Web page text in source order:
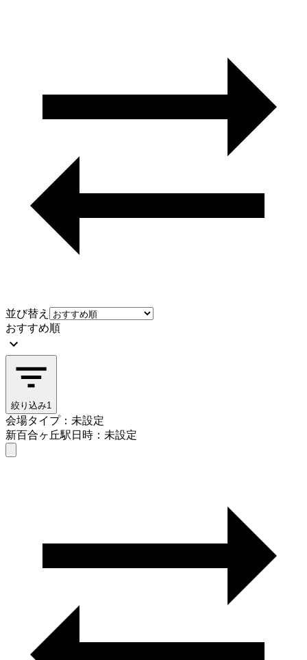
並び替え
おすすめ順
絞り込み1
会場タイプ：未設定
新百合ヶ丘駅日時：未設定